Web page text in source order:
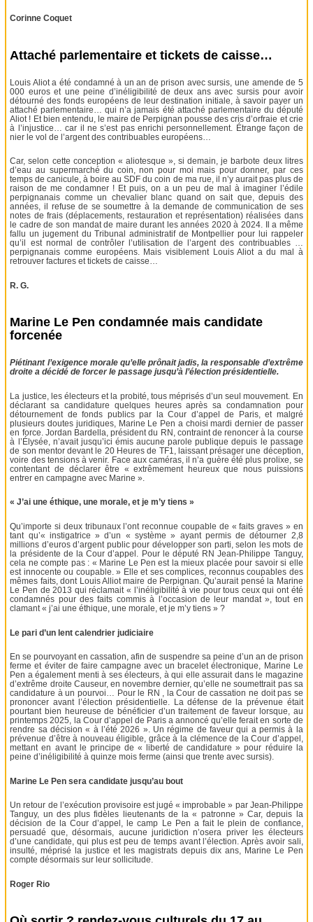
Corinne Coquet
Attaché parlementaire et tickets de caisse…
Louis Aliot a été condamné à un an de prison avec sursis, une amende de 5
000 euros et une peine d’inéligibilité de deux ans avec sursis pour avoir
détourné des fonds européens de leur destination initiale, à savoir payer un
attaché parlementaire… qui n’a jamais été attaché parlementaire du député
Aliot ! Et bien entendu, le maire de Perpignan pousse des cris d’orfraie et crie
à l’injustice… car il ne s’est pas enrichi personnellement. Étrange façon de
nier le vol de l’argent des contribuables européens…
Car, selon cette conception « aliotesque », si demain, je barbote deux litres
d’eau au supermarché du coin, non pour moi mais pour donner, par ces
temps de canicule, à boire au SDF du coin de ma rue, il n’y aurait pas plus de
raison de me condamner ! Et puis, on a un peu de mal à imaginer l’édile
perpignanais comme un chevalier blanc quand on sait que, depuis des
années, il refuse de se soumettre à la demande de communication de ses
notes de frais (déplacements, restauration et représentation) réalisées dans
le cadre de son mandat de maire durant les années 2020 à 2024. Il a même
fallu un jugement du Tribunal administratif de Montpellier pour lui rappeler
qu’il est normal de contrôler l’utilisation de l’argent des contribuables …
perpignanais comme européens. Mais visiblement Louis Aliot a du mal à
retrouver factures et tickets de caisse…
R. G.
Marine Le Pen condamnée mais candidate
forcenée
Piétinant l’exigence morale qu’elle prônait jadis, la responsable d’extrême
droite a décidé de forcer le passage jusqu’à l’élection présidentielle.
La justice, les électeurs et la probité, tous méprisés d’un seul mouvement. En
déclarant sa candidature quelques heures après sa condamnation pour
détournement de fonds publics par la Cour d’appel de Paris, et malgré
plusieurs doutes juridiques, Marine Le Pen a choisi mardi dernier de passer
en force. Jordan Bardella, président du RN, contraint de renoncer à la course
à l’Élysée, n’avait jusqu’ici émis aucune parole publique depuis le passage
de son mentor devant le 20 Heures de TF1, laissant présager une déception,
voire des tensions à venir. Face aux caméras, il n’a guère été plus prolixe, se
contentant de déclarer être « extrêmement heureux que nous puissions
entrer en campagne avec Marine ».
« J’ai une éthique, une morale, et je m’y tiens »
Qu’importe si deux tribunaux l’ont reconnue coupable de « faits graves » en
tant qu’« instigatrice » d’un « système » ayant permis de détourner 2,8
millions d’euros d’argent public pour développer son parti, selon les mots de
la présidente de la Cour d’appel. Pour le député RN Jean-Philippe Tanguy,
cela ne compte pas : « Marine Le Pen est la mieux placée pour savoir si elle
est innocente ou coupable. » Elle et ses complices, reconnus coupables des
mêmes faits, dont Louis Alliot maire de Perpignan. Qu’aurait pensé la Marine
Le Pen de 2013 qui réclamait « l’inéligibilité à vie pour tous ceux qui ont été
condamnés pour des faits commis à l’occasion de leur mandat », tout en
clamant « j’ai une éthique, une morale, et je m’y tiens » ?
Le pari d’un lent calendrier judiciaire
En se pourvoyant en cassation, afin de suspendre sa peine d’un an de prison
ferme et éviter de faire campagne avec un bracelet électronique, Marine Le
Pen a également menti à ses électeurs, à qui elle assurait dans le magazine
d’extrême droite Causeur, en novembre dernier, qu’elle ne soumettrait pas sa
candidature à un pourvoi… Pour le RN , la Cour de cassation ne doit pas se
prononcer avant l’élection présidentielle. La défense de la prévenue était
pourtant bien heureuse de bénéficier d’un traitement de faveur lorsque, au
printemps 2025, la Cour d’appel de Paris a annoncé qu’elle ferait en sorte de
rendre sa décision « à l’été 2026 ». Un régime de faveur qui a permis à la
prévenue d’être à nouveau éligible, grâce à la clémence de la Cour d’appel,
mettant en avant le principe de « liberté de candidature » pour réduire la
peine d’inéligibilité à quinze mois ferme (ainsi que trente avec sursis).
Marine Le Pen sera candidate jusqu’au bout
Un retour de l’exécution provisoire est jugé « improbable » par Jean-Philippe
Tanguy, un des plus fidèles lieutenants de la « patronne » Car, depuis la
décision de la Cour d’appel, le camp Le Pen a fait le plein de confiance,
persuadé que, désormais, aucune juridiction n’osera priver les électeurs
d’une candidate, qui plus est peu de temps avant l’élection. Après avoir sali,
insulté, méprisé la justice et les magistrats depuis dix ans, Marine Le Pen
compte désormais sur leur sollicitude.
Roger Rio